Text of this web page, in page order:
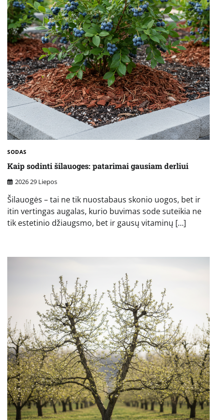
SODAS
Kaip sodinti šilauoges: patarimai gausiam derliui
2026 29 Liepos
Šilauogės – tai ne tik nuostabaus skonio uogos, bet ir
itin vertingas augalas, kurio buvimas sode suteikia ne
tik estetinio džiaugsmo, bet ir gausų vitaminų […]